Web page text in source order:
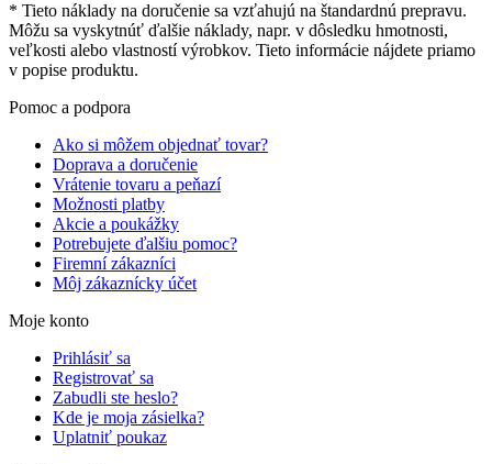
* Tieto náklady na doručenie sa vzťahujú na štandardnú prepravu.
Môžu sa vyskytnúť ďalšie náklady, napr. v dôsledku hmotnosti,
veľkosti alebo vlastností výrobkov. Tieto informácie nájdete priamo
v popise produktu.
Pomoc a podpora
Ako si môžem objednať tovar?
Doprava a doručenie
Vrátenie tovaru a peňazí
Možnosti platby
Akcie a poukážky
Potrebujete ďalšiu pomoc?
Firemní zákazníci
Môj zákaznícky účet
Moje konto
Prihlásiť sa
Registrovať sa
Zabudli ste heslo?
Kde je moja zásielka?
Uplatniť poukaz